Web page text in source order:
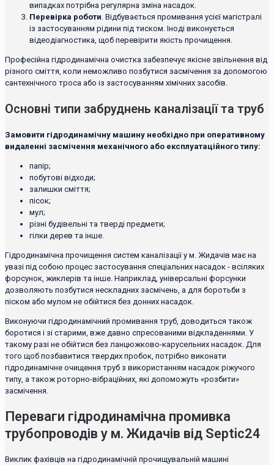
випадках потрібна регулярна зміна насадок.
Перевірка роботи. Відбувається промивання усієї магістралі
із застосуванням рідини під тиском. Іноді виконується
відеодіагностика, щоб перевірити якість прочищення.
Професійна гідродинамічна очистка забезпечує якісне звільнення від
різного сміття, коли неможливо позбутися засмічення за допомогою
сантехнічного троса або із застосуванням хімічних засобів.
Основні типи забруднень каналізації та труб
Замовити гідродинамічну машину необхідно при оперативному
видаленні засмічення механічного або експлуатаційного типу:
папір;
побутові відходи;
залишки сміття;
пісок;
мул;
різні будівельні та тверді предмети;
гілки дерев та інше.
Гідродинамічна прочищення систем каналізації у м. Жидачів має на
увазі під собою процес застосування спеціальних насадок - всіляких
форсунок, жиклерів та інше. Наприклад, універсальні форсунки
дозволяють позбутися нескладних засмічень, а для боротьби з
піском або мулом не обійтися без донних насадок.
Виконуючи гідродинамічний промивання труб, доводиться також
боротися і зі старими, вже давно спресованими відкладеннями. У
такому разі не обійтися без ланцюжково-карусельних насадок. Для
того щоб позбавитися твердих пробок, потрібно виконати
гідродинамічне очищення труб з використанням насадок ріжучого
типу, а також роторно-вібраційних, які допоможуть «розбити»
засмічення.
Переваги гідродинамічна промивка
трубопроводів у м. Жидачів від Septic24
Виклик фахівців на гідродинамічній прочищувальній машині